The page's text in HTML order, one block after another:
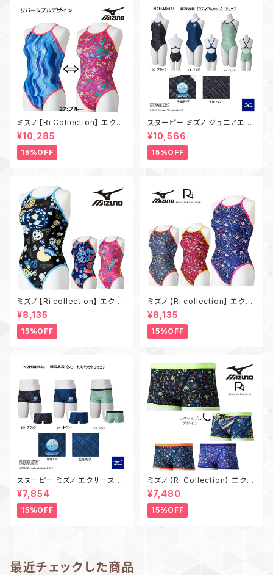
ミズノ 【Ri Collection】 エクサ
ースーツ N2MAD769 練習用
水着 MIZUNO レディース ミデ
ィアムカット 水泳 競泳 トレーニ
ング水着 リバーシブル
¥10,285
15%OFF
スヌーピー ミズノ ジュニアエク
サースーツ N2MAD431 ミディ
アムカット 練習用水着 MIZUN
O ガールズ 水泳 競泳 トレーニ
ング水着
¥10,566
15%OFF
ミズノ 【Ri collection】 エクサ
ースーツ N2MAD766 ミディア
ムカット 練習用水着 MIZUNO
レディース 水泳 競泳 トレーニ
ング水着
¥8,135
15%OFF
ミズノ 【Ri collection】 エクサ
ースーツ N2MAD767 ミディア
ムカット 練習用水着 MIZUNO
レディース 水泳 競泳 トレーニ
ング水着
¥8,135
15%OFF
スヌーピー ミズノ エクサースー
ツ N2MBD431 ジュニア練習用
水着 MIZUNO ボーイズ ショー
トスパッツ 水泳 競泳 トレーニン
グ水着
¥7,854
15%OFF
ミズノ 【Ri Collection】 エクサ
ースーツ N2MBD069 練習用
水着 MIZUNO メンズ ショート
スパッツ 水泳 競泳 トレーニング
水着 リバーシブル
¥7,480
15%OFF
最近チェックした商品